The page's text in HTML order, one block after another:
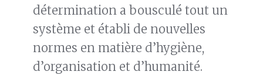
détermination a bousculé tout un
système et établi de nouvelles
normes en matière d’hygiène,
d’organisation et d’humanité.